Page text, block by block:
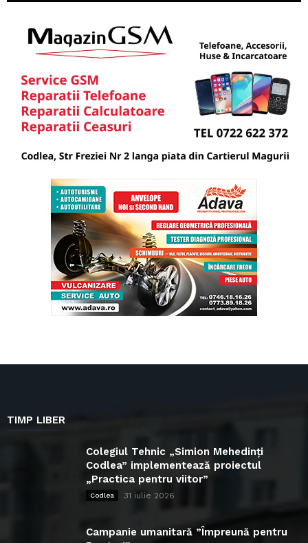
TIMP LIBER
Colegiul Tehnic „Simion Mehedinți
Codlea” implementează proiectul
„Practica pentru viitor”
Codlea 31 iulie 2026
Campanie umanitară ”Împreună pentru